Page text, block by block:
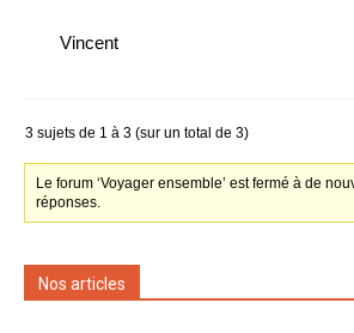
Vincent
3 sujets de 1 à 3 (sur un total de 3)
Le forum ‘Voyager ensemble’ est fermé à de
réponses.
Nos articles